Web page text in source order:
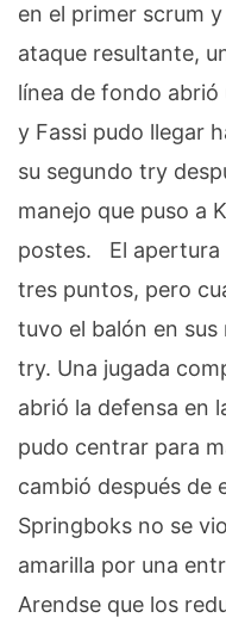
en el primer scrum
ataque resultante,
línea de fondo abrió
y Fassi pudo llegar
su segundo try
manejo que puso a
postes.
El
tres puntos, pero
tuvo el balón en
try. Una jugada
abrió la defensa en
pudo centrar para
cambió después de
Springboks no se
amarilla por una
Arendse que los